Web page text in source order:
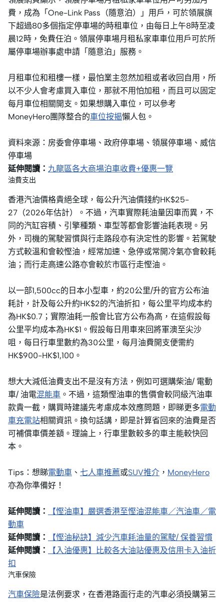
費，成為「One-Link Pass（隨意泊）」用戶，可於領展​旗
下超過80多個指定停車場的時租車位，由每日上午8時至凌
晨12時，免費任泊。領展​停車場月租私家車車位用戶可於所
屬停車場辦事處申請「隨意泊」服務。
月租車位和租樓一樣，最怕業主忽然加租或者收回自用，所
以不少人會考慮買入車位，那就不用怕加租，而且可以固定
每月車位相關開支。如果想購入車位，可以參考
MoneyHero團隊整合的車位按揭懶人包。
資料來源：房委會停車場、政府停車場、領展停車場、威信
停車場
延伸閱讀： 九龍區各大商場泊車收費+優惠一覽
油費支出
香港汽油價格貴絕全球，每公升汽油價錢約HK$25-
27（2026年估計）。不過，汽車實際耗油量因車而異，不
同的汽缸容積、引擎種類、車型等都會影響油耗表現。另
外，司機的駕駛習慣與行走路段亦有決定性的影響。若駕駛
方式較溫和會較慳油，經常加速、急停或常開冷氣亦會較耗
油；而行走高速公路亦會較於市區行走慳油。
以一部1,500cc的日本小型車，約20公里/升的官方公布油
耗計，計及每公升約HK$2的汽油折扣，每公里平均成本約
為HK$0.7；實際油耗一般會比官方公布為高，在這假設每
公里平均成本為HK$1。假設每日用車來回將軍澳至尖沙
咀，每日行車里數約為30公里，每月油費開支便需約
HK$900-HK$1,100。
想大大減低油費支出不是沒有方法，例如可選購柴油/ 電動
車/ 油電混能車 。不過，這類慳油車的售價會較同級汽油車
款貴一截，購買時建議先考慮成本效應問題，即睇更多電動
車充電站相關資訊。換句話講，即是計算省回來的油費是否
可補償車價差額。理論上，行車里數較多的車主能較快回
本。
Tips：想睇電動車 、 七人車推薦或SUV推介 ， MoneyHero
亦為你準備好！
延伸閱讀：
【慳油車】嚴選香港至慳油混能車／汽油車／電
動車
延伸閱讀：
【慳油秘訣】減少汽車耗油量的駕駛/ 保養習慣
延伸閱讀：
【入油優惠】比較各大油站優惠及信用卡入油折
扣
汽車保險
汽車保險是法例要求，在香港路面行走的汽車必須投購第三